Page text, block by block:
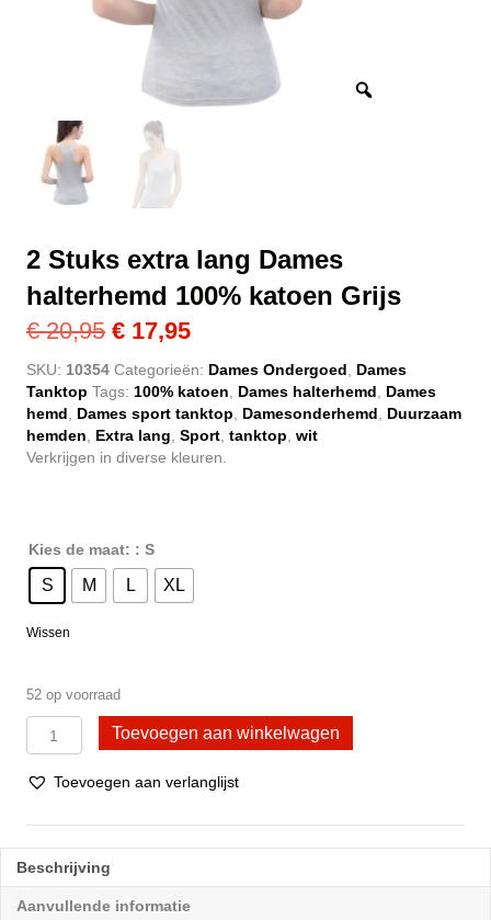
2 Stuks extra lang Dames
halterhemd 100% katoen Grijs
€20,95 Oorspronkelijke
prijs
was:
€ 20,95.
€ 17,95Huidige
prijs
is:
€ 17,95.
SKU: 10354 Categorieën: Dames Ondergoed, Dames
Tanktop Tags: 100% katoen, Dames halterhemd, Dames
hemd, Dames sport tanktop, Damesonderhemd, Duurzaam
hemden, Extra lang, Sport, tanktop, wit
Verkrijgen in diverse kleuren.
Kies de maat: : S
S M L XL
Wissen
52 op voorraad
Stuks
lang
100%
katoen
Grijs
Toevoegen aan winkelwagen
Toevoegen aan verlanglijst
Beschrijving
Aanvullende informatie